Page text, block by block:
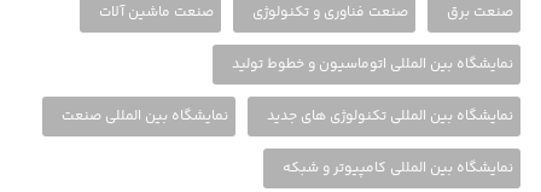
صنعت برق صنعت فناوری و تکنولوژی صنعت ماشین آلات
نمایشگاه بین المللی اتوماسیون و خطوط تولید
نمایشگاه بین المللی تکنولوژی های جدید نمایشگاه بین المللی صنعت
نمایشگاه بین المللی کامپیوتر و شبکه